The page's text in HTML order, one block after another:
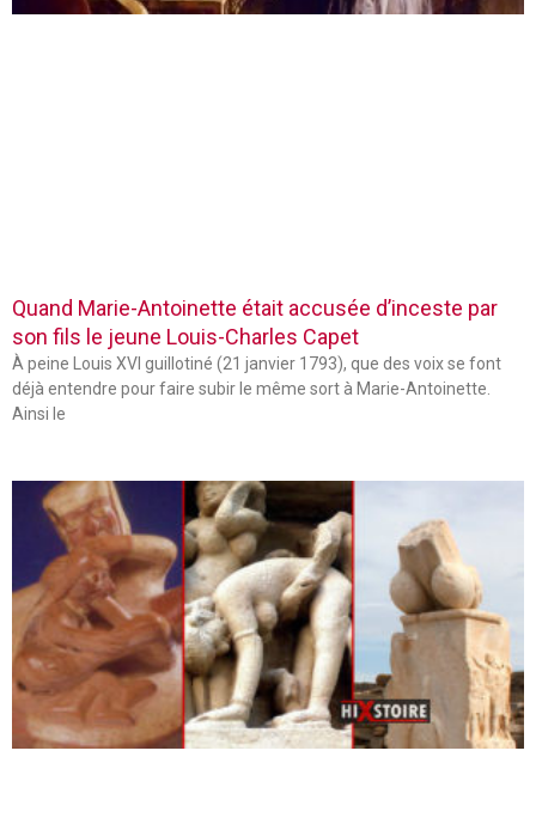
Quand Marie-Antoinette était accusée d’inceste par
son fils le jeune Louis-Charles Capet
À peine Louis XVI guillotiné (21 janvier 1793), que des voix se font
déjà entendre pour faire subir le même sort à Marie-Antoinette.
Ainsi le